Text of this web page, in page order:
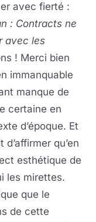
avec fierté :
: Contracts ne
avec les
! Merci bien
immanquable
manque de
certaine en
d’époque. Et
qu’en
esthétique de
les mirettes.
que le
de cette